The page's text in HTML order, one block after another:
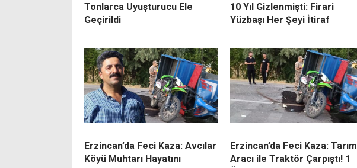
Tonlarca Uyuşturucu Ele
Geçirildi
10 Yıl Gizlenmişti: Firari
Yüzbaşı Her Şeyi İtiraf
Erzincan’da Feci Kaza: Avcılar
Köyü Muhtarı Hayatını
Erzincan’da Feci Kaza: Tarım
Aracı ile Traktör Çarpıştı! 1